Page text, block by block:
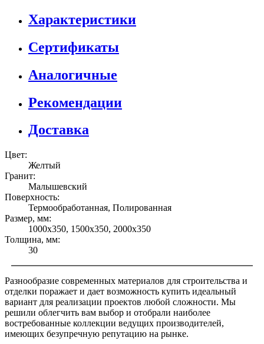
Характеристики
Сертификаты
Аналогичные
Рекомендации
Доставка
Цвет:
Желтый
Гранит:
Малышевский
Поверхность:
Термообработанная, Полированная
Размер, мм:
1000х350, 1500х350, 2000х350
Толщина, мм:
30
Разнообразие современных материалов для строительства и
отделки поражает и дает возможность купить идеальный
вариант для реализации проектов любой сложности. Мы
решили облегчить вам выбор и отобрали наиболее
востребованные коллекции ведущих производителей,
имеющих безупречную репутацию на рынке.